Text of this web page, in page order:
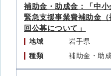
補助金・助成金：「中
緊急支援事業費補助金
回公募について」
地域
岩手県
種類
補助金・助